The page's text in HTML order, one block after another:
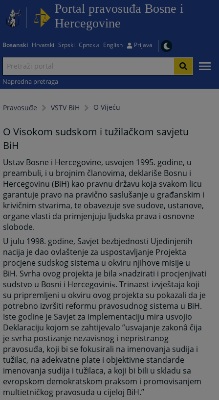
Portal pravosuđa Bosne i
Hercegovine
Bosanski Hrvatski Srpski Српски English Prijava
Napredna pretraga
Pravosuđe VSTV BiH O Vijeću
O Visokom sudskom i tužilačkom savjetu
BiH
Ustav Bosne i Hercegovine, usvojen 1995. godine, u
preambuli, i u brojnim članovima, deklariše Bosnu i
Hercegovinu (BiH) kao pravnu državu koja svakom licu
garantuje pravo na pravično saslušanje u građanskim i
krivičnim stvarima, te obavezuje sve sudove, ustanove,
organe vlasti da primjenjuju ljudska prava i osnovne
slobode.
U julu 1998. godine, Savjet bezbjednosti Ujedinjenih
nacija je dao ovlaštenje za uspostavljanje Projekta
procjene sudskog sistema u okviru njihove misije u
BiH. Svrha ovog projekta je bila »nadzirati i procjenjivati
sudstvo u Bosni i Hercegovini«. Trinaest izvještaja koji
su pripremljeni u okviru ovog projekta su pokazali da je
potrebno izvršiti reformu pravosudnog sistema u BiH.
Iste godine je Savjet za implementaciju mira usvojio
Deklaraciju kojom se zahtijevalo ”usvajanje zakonâ čija
je svrha postizanje nezavisnog i nepristranog
pravosuđa, koji bi se fokusirali na imenovanja sudija i
tužilac, na adekvatne plate i objektivne standarde
imenovanja sudija i tužilaca, a koji bi bili u skladu sa
evropskom demokratskom praksom i promovisanjem
multietničkog pravosuđa u cijeloj BiH.”